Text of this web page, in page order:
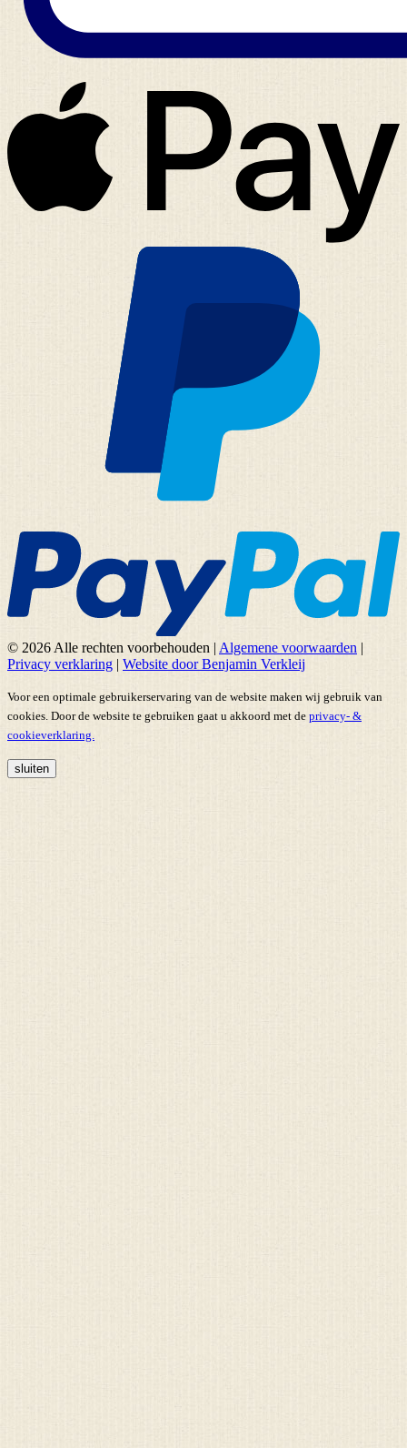
© 2026 Alle rechten voorbehouden | Algemene voorwaarden |
Privacy verklaring | Website door Benjamin Verkleij
Voor een optimale gebruikerservaring van de website maken wij gebruik van
cookies. Door de website te gebruiken gaat u akkoord met de privacy- &
cookieverklaring.
sluiten